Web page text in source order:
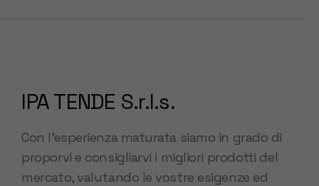
IPA TENDE S.r.l.s.
Con l’esperienza maturata siamo in grado di
proporvi e consigliarvi i migliori prodotti del
mercato, valutando le vostre esigenze ed